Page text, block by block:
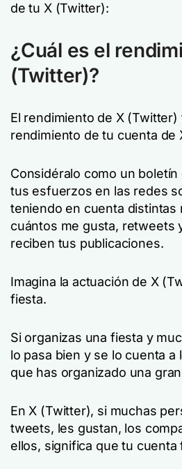
de tu X (Twitter):
¿Cuál es el
(Twitter)?
El rendimiento de X
rendimiento de tu cuenta de
Considéralo como un
tus esfuerzos en las redes
teniendo en cuenta distintas
cuántos me gusta, retweets
reciben tus publicaciones.
Imagina la actuación de X
fiesta.
Si organizas una fiesta y
lo pasa bien y se lo cuenta a
que has organizado una
En X (Twitter), si muchas
tweets, les gustan, los
ellos, significa que tu cuenta